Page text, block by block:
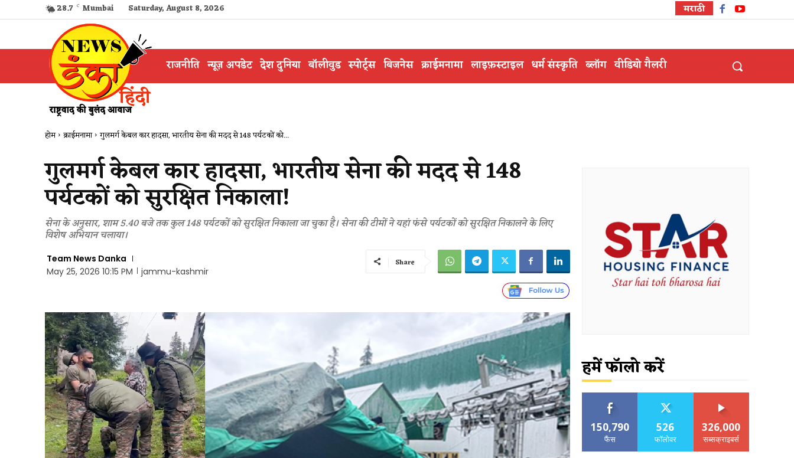
28.7 C Mumbai Saturday, August 8, 2026 मराठी
राजनीति न्यूज़ अपडेट देश दुनिया बॉलीवुड स्पोर्ट्स बिजनेस क्राईमनामा लाइफ़स्टाइल धर्म संस्कृति ब्लॉग वीडियो गैलरी
होम क्राईमनामा गुलमर्ग केबल कार हादसा, भारतीय सेना की मदद से 148 पर्यटकों को...
गुलमर्ग केबल कार हादसा, भारतीय सेना की मदद से 148
पर्यटकों को सुरक्षित निकाला!
सेना के अनुसार, शाम 5.40 बजे तक कुल 148 पर्यटकों को सुरक्षित निकाला जा चुका है। सेना की टीमों ने यहां फंसे पर्यटकों को सुरक्षित निकालने के लिए
विशेष अभियान चलाया।
Team News Danka
May 25, 2026 10:15 PM
jammu-kashmir
Share
हमें फॉलो करें
150,790
फैंस
526
फॉलोवर
326,000
सब्सक्राइबर्स